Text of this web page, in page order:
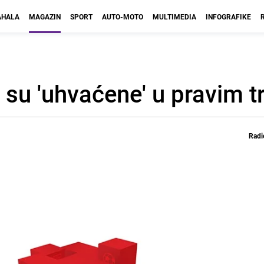
MAGAZIN SPORT AUTO-MOTO MULTIMEDIA INFOGRAFIKE
'uhvaćene' u pravim